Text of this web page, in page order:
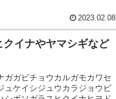
2023.02.08
イナやヤマシギなど
ガガビチョウカルガモカワセ
ュケイシジュウカラジョウビ